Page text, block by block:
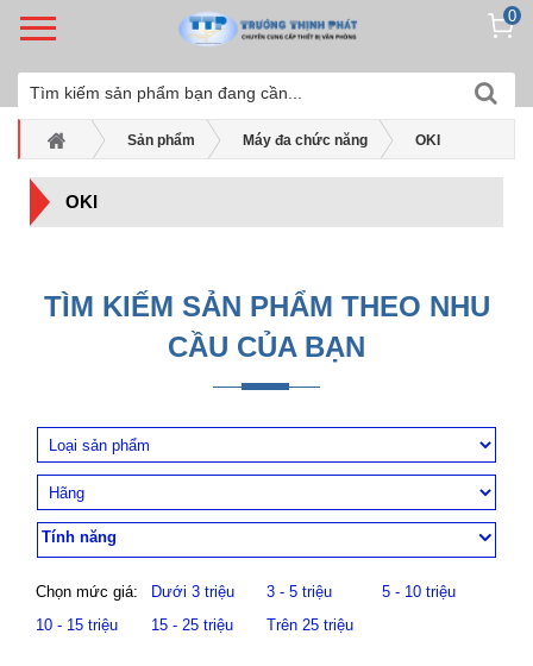
0
Sản phẩm Máy đa chức năng OKI
OKI
TÌM KIẾM SẢN PHẨM THEO NHU
CẦU CỦA BẠN
Tính năng
Chọn mức giá: Dưới 3 triệu 3 - 5 triệu
5 - 10 triệu
10 - 15 triệu
15 - 25 triệu Trên 25 triệu